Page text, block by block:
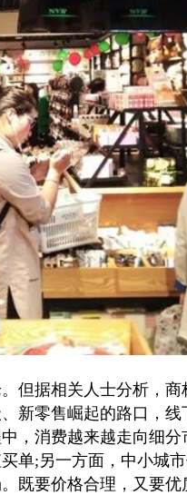
据相关人士分析，商
新零售崛起的路口，
，消费越来越走向细
单;另一方面，中小城
既要价格合理，又要